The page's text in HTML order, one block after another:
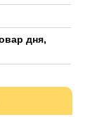
дня,